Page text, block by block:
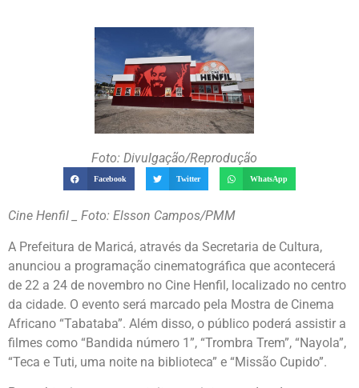
Foto: Divulgação/Reprodução
Facebook Twitter WhatsApp
Cine Henfil _ Foto: Elsson Campos/PMM
A Prefeitura de Maricá, através da Secretaria de Cultura,
anunciou a programação cinematográfica que acontecerá
de 22 a 24 de novembro no Cine Henfil, localizado no centro
da cidade. O evento será marcado pela Mostra de Cinema
Africano “Tabataba”. Além disso, o público poderá assistir a
filmes como “Bandida número 1”, “Trombra Trem”, “Nayola”,
“Teca e Tuti, uma noite na biblioteca” e “Missão Cupido”.